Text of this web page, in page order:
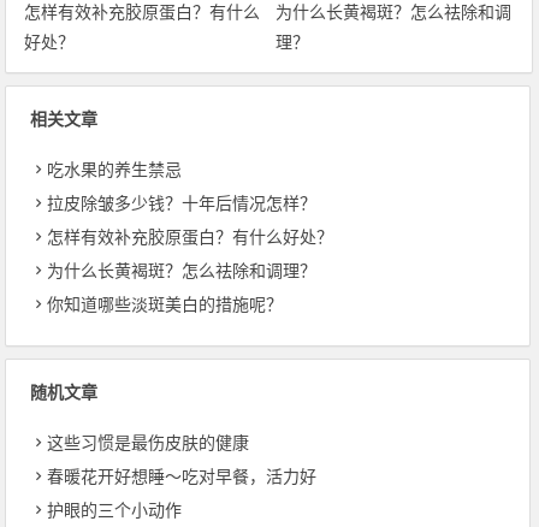
怎样有效补充胶原蛋白？有什么
好处？
为什么长黄褐斑？怎么祛除和调
理？
相关文章
吃水果的养生禁忌
拉皮除皱多少钱？十年后情况怎样？
怎样有效补充胶原蛋白？有什么好处？
为什么长黄褐斑？怎么祛除和调理？
你知道哪些淡斑美白的措施呢？
随机文章
这些习惯是最伤皮肤的健康
春暖花开好想睡～吃对早餐，活力好
护眼的三个小动作